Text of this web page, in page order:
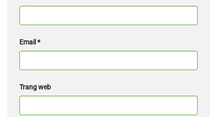
Email *
Trang web